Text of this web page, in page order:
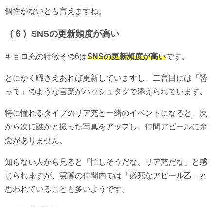
個性がないとも言えますね。
（６）SNSの更新頻度が高い
キョロ充の特徴その6はSNSの更新頻度が高いです。
とにかく暇さえあれば更新していますし、二言目には「誘
って」のような言葉がハッシュタグで添えられています。
特に憧れるタイプのリア充と一緒のイベントになると、次
から次に誰かと撮った写真をアップし、仲間アピールに余
念がありません。
知らない人から見ると「忙しそうだな、リア充だな」と感
じられますが、実際の仲間内では「必死なアピール乙」と
思われていることも多いようです。